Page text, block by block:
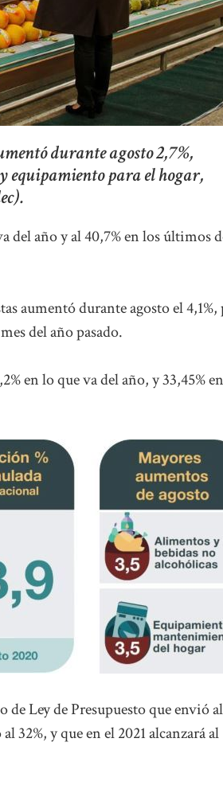
durante agosto 2,7%,
equipamiento para el hogar,
del año y al 40,7% en los últimos
aumentó durante agosto el 4,1%,
del año pasado.
en lo que va del año, y 33,45%
Ley de Presupuesto que envió al
32%, y que en el 2021 alcanzará al